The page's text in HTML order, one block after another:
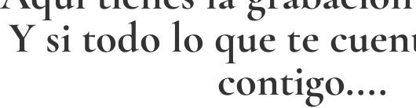
Y si todo lo que te
contigo....